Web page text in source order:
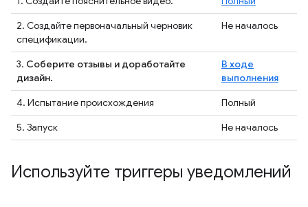
2. Создайте первоначальный черновик
спецификации.
Не началось
3. Соберите отзывы и доработайте
дизайн.
В ходе
выполнения
4. Испытание происхождения
Полный
5. Запуск
Не началось
Используйте триггеры уведомлений